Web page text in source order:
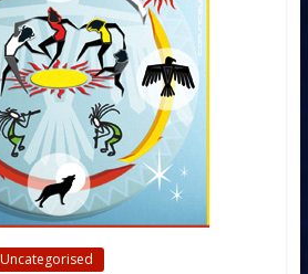
Uncategorised